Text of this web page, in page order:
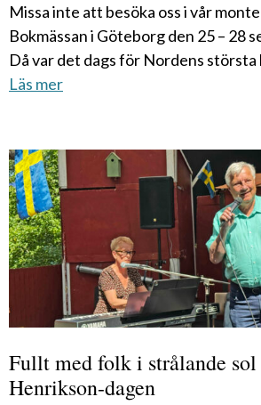
Missa inte att besöka oss i vår
Bokmässan i Göteborg den 25 – 28
Då var det dags för Nordens
Läs mer
Fullt med folk i strålande
Henrikson-dagen